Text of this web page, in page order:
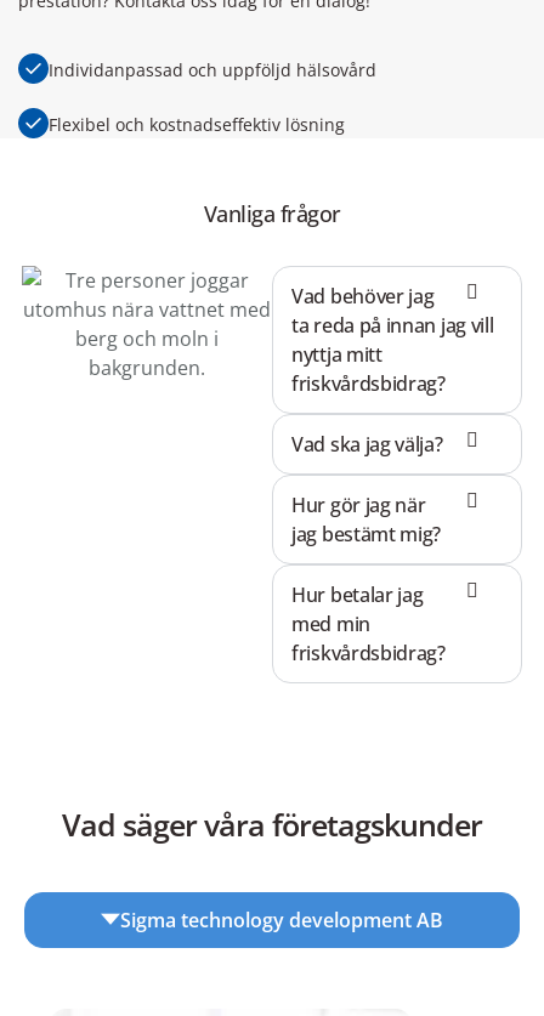
Individanpassad och uppföljd hälsovård
Flexibel och kostnadseffektiv lösning
Vanliga frågor
Vad behöver jag
ta reda på innan jag vill
nyttja mitt
friskvårdsbidrag?
Vad ska jag välja?
Hur gör jag när
jag bestämt mig?
Hur betalar jag
med min
friskvårdsbidrag?
Vad säger våra företagskunder
Sigma technology development AB